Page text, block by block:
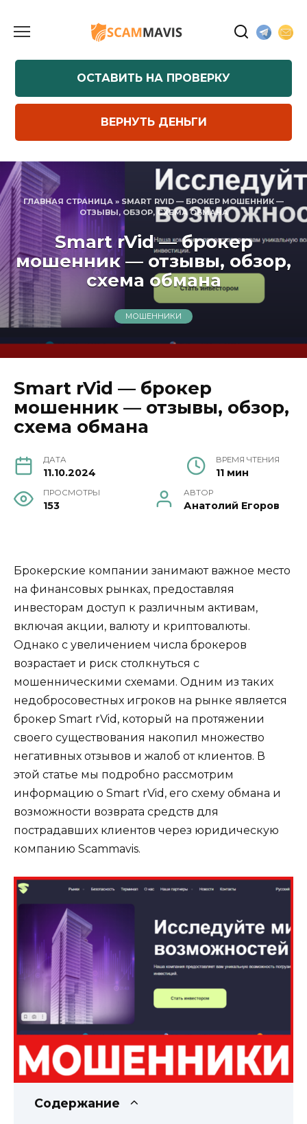
содержанию
ОСТАВИТЬ НА ПРОВЕРКУ
ВЕРНУТЬ ДЕНЬГИ
ГЛАВНАЯ СТРАНИЦА » SMART RVID — БРОКЕР МОШЕННИК —
ОТЗЫВЫ, ОБЗОР, СХЕМА ОБМАНА
Smart rVid — брокер
мошенник — отзывы, обзор,
схема обмана
МОШЕННИКИ
Smart rVid — брокер
мошенник — отзывы, обзор,
схема обмана
ДАТА
11.10.2024
ВРЕМЯ ЧТЕНИЯ
11 мин
ПРОСМОТРЫ
153
АВТОР
Анатолий Егоров
Брокерские компании занимают важное место
на финансовых рынках, предоставляя
инвесторам доступ к различным активам,
включая акции, валюту и криптовалюты.
Однако с увеличением числа брокеров
возрастает и риск столкнуться с
мошенническими схемами. Одним из таких
недобросовестных игроков на рынке является
брокер Smart rVid, который на протяжении
своего существования накопил множество
негативных отзывов и жалоб от клиентов. В
этой статье мы подробно рассмотрим
информацию о Smart rVid, его схему обмана и
возможности возврата средств для
пострадавших клиентов через юридическую
компанию Scammavis.
Содержание